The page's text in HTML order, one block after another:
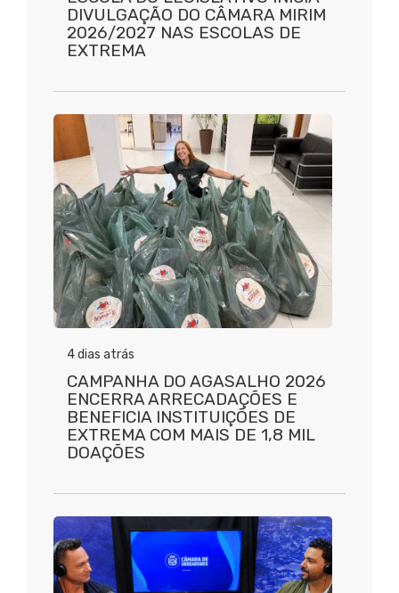
DIVULGAÇÃO DO CÂMARA MIRIM
2026/2027 NAS ESCOLAS DE
EXTREMA
4 dias atrás
CAMPANHA DO AGASALHO 2026
ENCERRA ARRECADAÇÕES E
BENEFICIA INSTITUIÇÕES DE
EXTREMA COM MAIS DE 1,8 MIL
DOAÇÕES